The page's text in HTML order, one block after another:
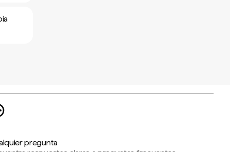
pregunta